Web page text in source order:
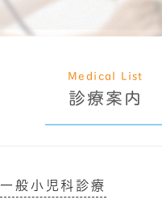
Medical List
診療案内
一般小児科診療